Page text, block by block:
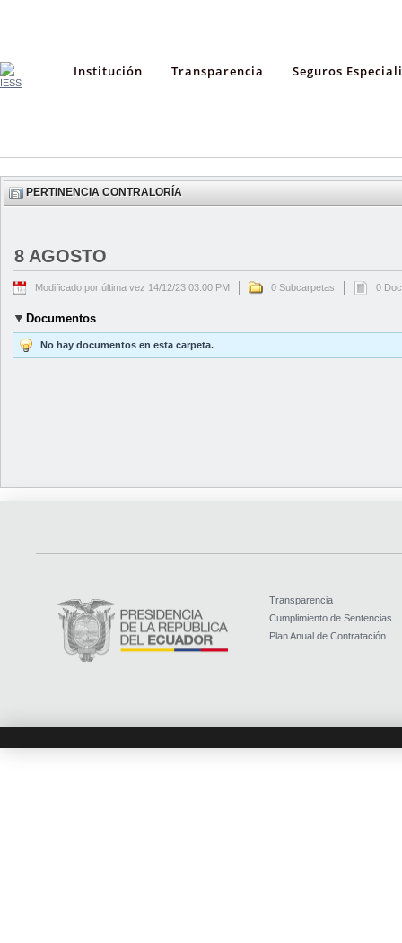
Institución Transparencia Seguros
PERTINENCIA CONTRALORÍA
8 AGOSTO
Modificado por última vez 14/12/23 03:00 PM 0 Subcarpetas 0
Documentos
No hay documentos en esta carpeta.
Transparencia
Cumplimiento de Sentencias
Plan Anual de Contratación